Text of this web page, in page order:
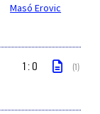
Masó Erovic
1 : 0 (1)